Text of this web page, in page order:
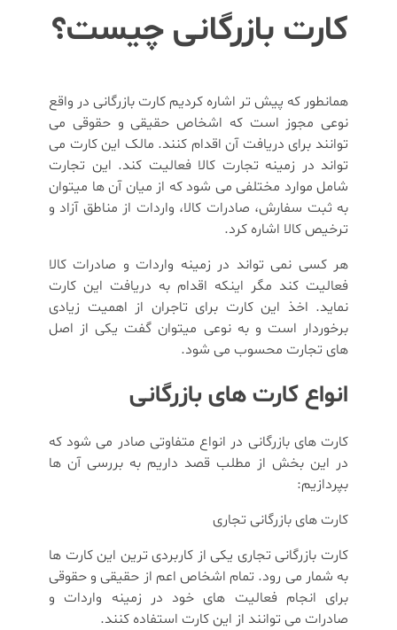
کارت بازرگانی چیست؟
همانطور که پیش تر اشاره کردیم کارت بازرگانی در واقع
نوعی مجوز است که اشخاص حقیقی و حقوقی می
توانند برای دریافت آن اقدام کنند. مالک این کارت می
تواند در زمینه تجارت کالا فعالیت کند. این تجارت
شامل موارد مختلفی می شود که از میان آن ها میتوان
به ثبت سفارش، صادرات کالا، واردات از مناطق آزاد و
ترخیص کالا اشاره کرد.
هر کسی نمی تواند در زمینه واردات و صادرات کالا
فعالیت کند مگر اینکه اقدام به دریافت این کارت
نماید. اخذ این کارت برای تاجران از اهمیت زیادی
برخوردار است و به نوعی میتوان گفت یکی از اصل
های تجارت محسوب می شود.
انواع کارت های بازرگانی
کارت های بازرگانی در انواع متفاوتی صادر می شود که
در این بخش از مطلب قصد داریم به بررسی آن ها
بپردازیم:
کارت های بازرگانی تجاری
کارت بازرگانی تجاری یکی از کاربردی ترین این کارت ها
به شمار می رود. تمام اشخاص اعم از حقیقی و حقوقی
برای انجام فعالیت های خود در زمینه واردات و
صادرات می توانند از این کارت استفاده کنند.